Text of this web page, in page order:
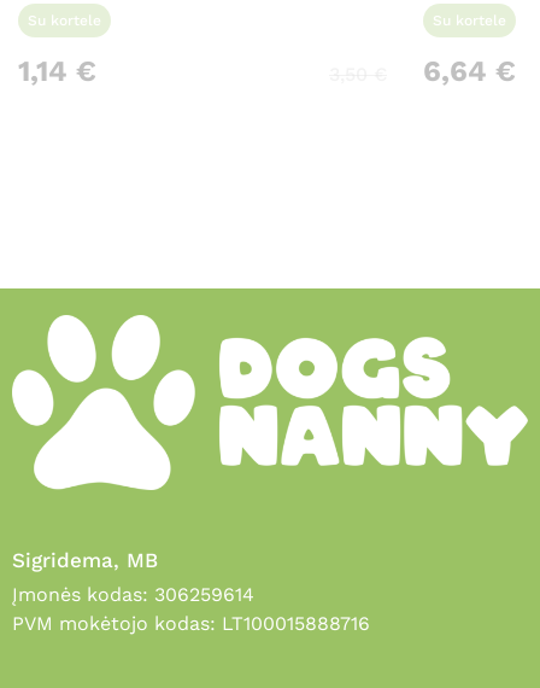
Su kortele
1,14 €
Su kortele
6,64 €
Sigridema, MB
Įmonės kodas: 306259614
PVM mokėtojo kodas: LT100015888716